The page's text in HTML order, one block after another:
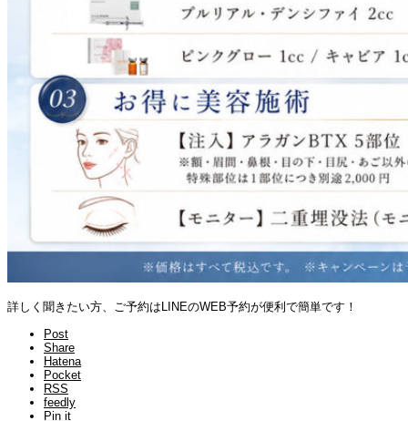
詳しく聞きたい方、ご予約はLINEのWEB予約が便利で簡単です！
Post
Share
Hatena
Pocket
RSS
feedly
Pin it